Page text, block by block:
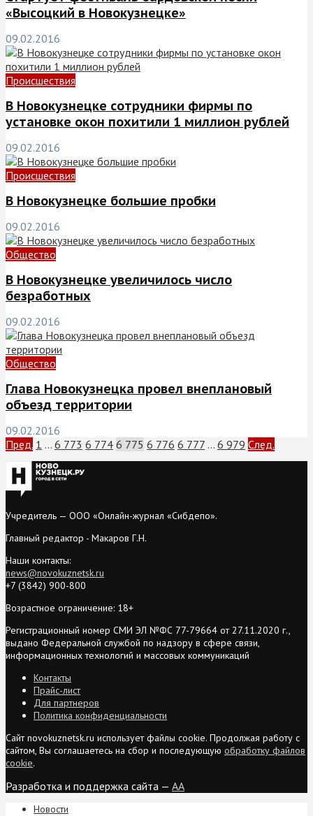
«Высоцкий в Новокузнецке»
09.02.2016
Происшествия
В Новокузнецке сотрудники фирмы по
установке окон похитили 1 миллион рублей
09.02.2016
Происшествия
В Новокузнецке большие пробки
09.02.2016
Общество
В Новокузнецке увеличилось число
безработных
09.02.2016
Общество
Глава Новокузнецка провел внеплановый
объезд территории
09.02.2016
Пред. 1 … 6 773 6 774 6 775 6 776 6 777 … 6 979 След.
Учредитель — ООО «Онлайн-журнал «Сибдепо».
Главный редактор - Макаров Г.Н.
Наши контакты:
news@novokuznetsk.ru
+7 (3842) 900-800
Возрастное ограничение: 18+
Регистрационный номер СМИ ЭЛ №ФС 77-79664 от 27.11.2020 г.,
выдано Федеральной службой по надзору в сфере связи,
информационных технологий и массовых коммуникаций
Контакты
Прайс-лист
Для партнеров
Политика конфиденциальности
Сайт novokuznetsk.ru использует файлы cookie. Продолжая работу с
сайтом, Вы соглашаетесь на сбор и последующую обработку файлов
cookie.
Разработка и поддержка сайта — AA
Новости